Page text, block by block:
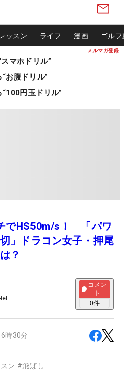
メルマガ登録
ッスン ライフ 漫画 ゴル
マホドリル”
お腹ドリル”
円玉ドリル”
でHS50m/s！ 「パワ
」ドラコン女子・押尾
？
コメン
ト
0件
時30分
ン #飛ばし